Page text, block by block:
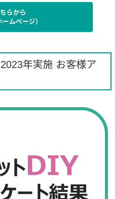
らから
ームページ）
年実施 お客様ア